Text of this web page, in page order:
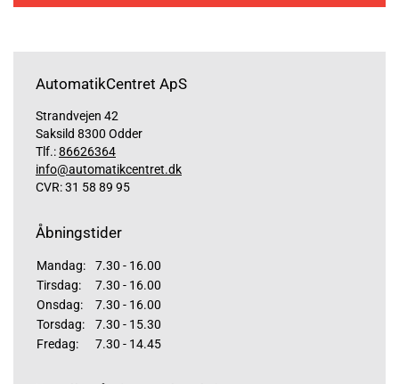
AutomatikCentret ApS
Strandvejen 42
Saksild 8300 Odder
Tlf.:86626364
info@automatikcentret.dk
CVR: 31 58 89 95
Åbningstider
Mandag:
7.30 - 16.00
Tirsdag:
7.30 - 16.00
Onsdag:
7.30 - 16.00
Torsdag:
7.30 - 15.30
Fredag:
7.30 - 14.45